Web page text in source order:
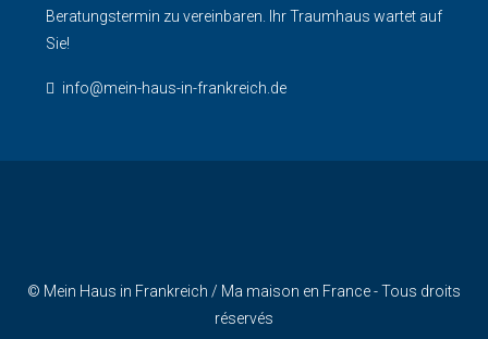
Beratungstermin zu vereinbaren. Ihr Traumhaus wartet auf
Sie!
info@mein-haus-in-frankreich.de
© Mein Haus in Frankreich / Ma maison en France - Tous droits
réservés